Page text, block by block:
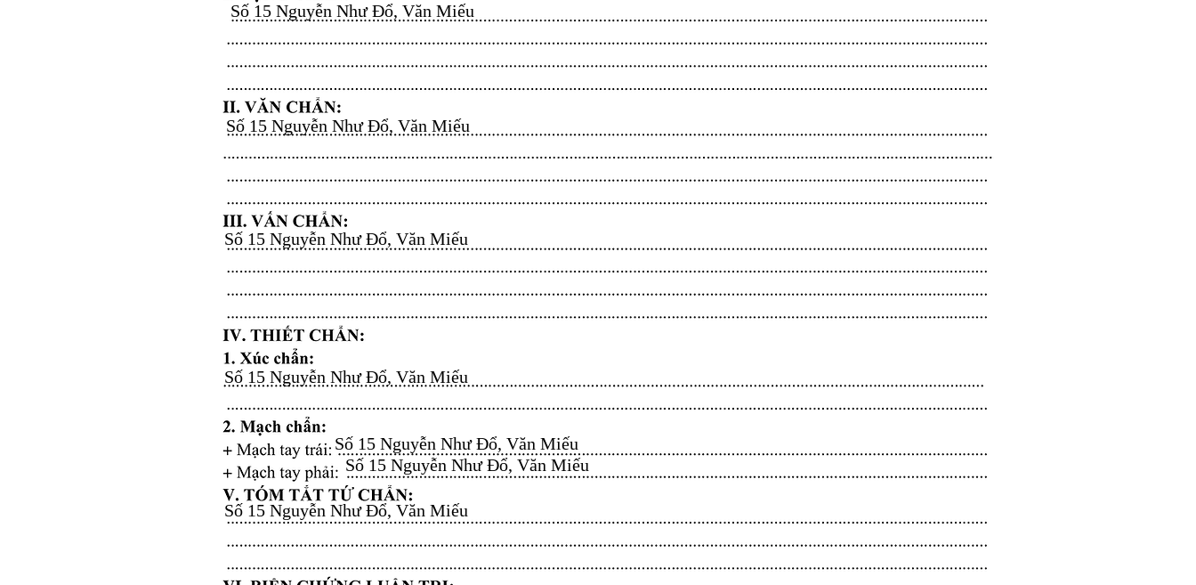
Số 15 Nguyễn Như Đổ, Văn Miếu​​​​
Số 15 Nguyễn Như Đổ, Văn Miếu​​​​
Số 15 Nguyễn Như Đổ, Văn Miếu​​​​
Số 15 Nguyễn Như Đổ, Văn Miếu​​​​
Số 15 Nguyễn Như Đổ, Văn Miếu​​​​
Số 15 Nguyễn Như Đổ, Văn Miếu​​​​
Số 15 Nguyễn Như Đổ, Văn Miếu​​​​